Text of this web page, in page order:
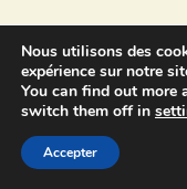
Quelle est
légende à
Le conte est
historique
sur un fait
fantastique.
Nous utilisons des
expérience sur notre
You can find out more
switch them off in
Accepter